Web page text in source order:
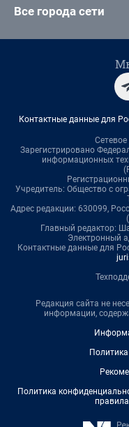
Все города сети
Контактные данные для
Сетевое
Зарегистрировано
информационных
Учредитель: Общество с
Адрес редакции: 630099,
Главный редактор:
Электронный
Контактные данные для
Редакция сайта не
информации,
Политика